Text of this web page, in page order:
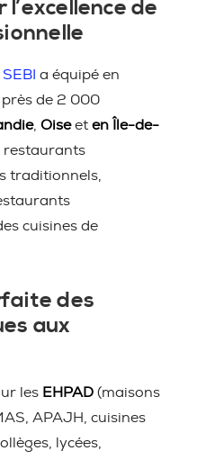
de
a équipé en
près de 2 000
, Oiseet en Île-de-
restaurants
traditionnels,
cuisines de
des
aux
les EHPAD (maisons
APAJH, cuisines
lycées,